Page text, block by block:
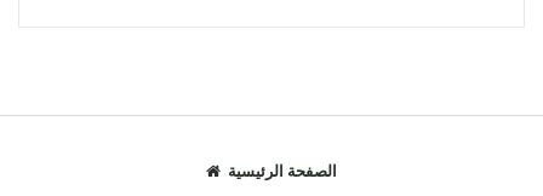
الصفحة الرئيسية